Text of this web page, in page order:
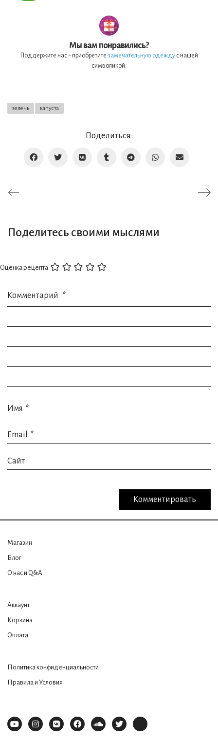
Мы вам понравились?
Поддержите нас - приобретите замечательную одежду с нашей
символикой.
зелень капуста
Поделиться:
Поделитесь своими мыслями
Оценка рецепта
Комментарий *
Имя *
Email *
Сайт
Магазин
Блог
О нас и Q&A
Аккаунт
Корзина
Оплата
Политика конфиденциальности
Правила и Условия